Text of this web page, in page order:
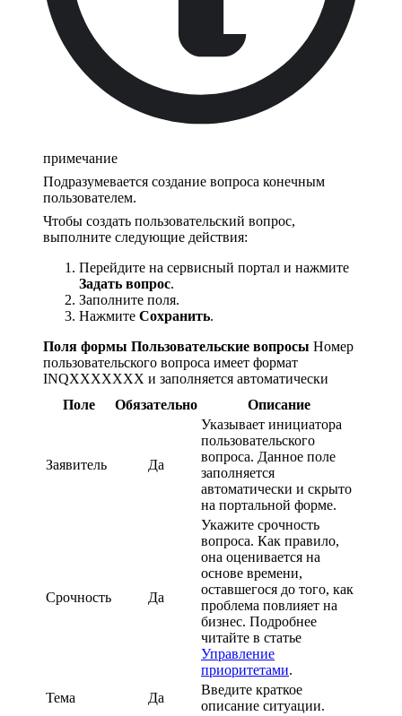
примечание
Подразумевается создание вопроса конечным
пользователем.
Чтобы создать пользовательский вопрос,
выполните следующие действия:
Перейдите на сервисный портал и нажмите
Задать вопрос.
Заполните поля.
Нажмите Сохранить.
Поля формы Пользовательские вопросы Номер
пользовательского вопроса имеет формат
INQXXXXXXX и заполняется автоматически
Поле
Обязательно Описание
Заявитель Да
Указывает инициатора
пользовательского
вопроса. Данное поле
заполняется
автоматически и скрыто
на портальной форме.
Срочность Да
Укажите срочность
вопроса. Как правило,
она оценивается на
основе времени,
оставшегося до того, как
проблема повлияет на
бизнес. Подробнее
читайте в статье
Управление
приоритетами.
Тема
Да
Введите краткое
описание ситуации.